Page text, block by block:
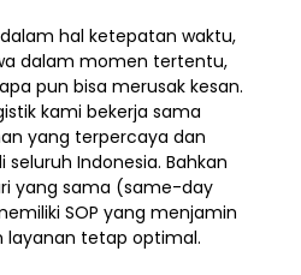
hal ketepatan waktu,
dalam momen tertentu,
pun bisa merusak kesan.
kami bekerja sama
yang terpercaya dan
Indonesia. Bahkan
yang sama (same-day
SOP yang menjamin
layanan tetap optimal.